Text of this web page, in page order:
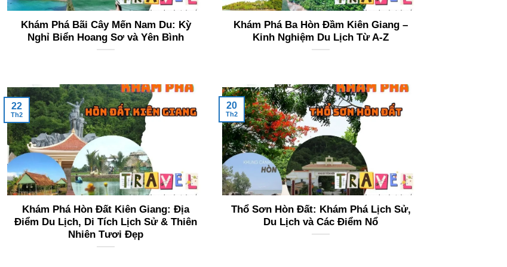
Khám Phá Bãi Cây Mến Nam Du: Kỳ
Nghỉ Biển Hoang Sơ và Yên Bình
Khám Phá Ba Hòn Đầm Kiên Giang –
Kinh Nghiệm Du Lịch Từ A-Z
Khám Phá Hòn Đất Kiên Giang: Địa
Điểm Du Lịch, Di Tích Lịch Sử & Thiên
Nhiên Tươi Đẹp
22
Th2
Thổ Sơn Hòn Đất: Khám Phá Lịch Sử,
Du Lịch và Các Điểm Nổ
20
Th2